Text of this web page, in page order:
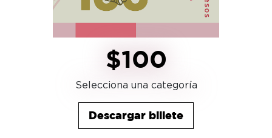
$100
Selecciona una categoría
Descargar billete